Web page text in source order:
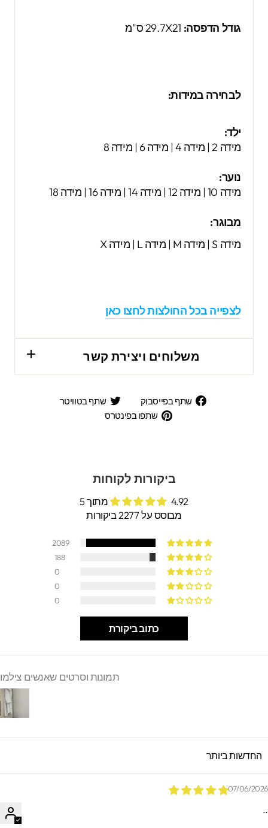
גודל הדפסה:29.7X21 ס"מ
לבחירה במידות:
ילד:
מידה 2 | מידה 4 | מידה 6 | מידה 8
נוער:
מידה 10 | מידה 12 | מידה 14 | מידה 16 | מידה 18
מבוגר:
מידה S | מידה M | מידה L | מידה X
לצפייה בכל החולצות לחצו כאן
משלוחים ויצירת קשר
שתף בפייסבוק
שתף
בפייסבוק
שתף בטוויטר
שתפו בפינטרס
ביקורות לקוחות
4.92 מתוך 5
מבוסס על 2277 ביקורות
2089
188
0
0
0
כתוב ביקורת
תמונות וסרטים שאנשים צילמו
SORT
07/06/